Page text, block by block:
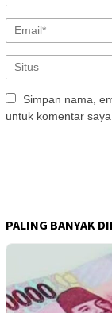
Simpan nama,
untuk komentar
PALING BANYAK